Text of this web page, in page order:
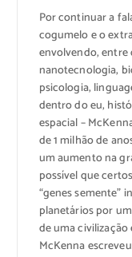
Por continuar a
cogumelo e o
envolvendo,
nanotecnologia,
psicologia,
dentro do eu,
espacial –
de 1 milhão de
um aumento na
possível que
“genes semente”
planetários por
de uma
McKenna